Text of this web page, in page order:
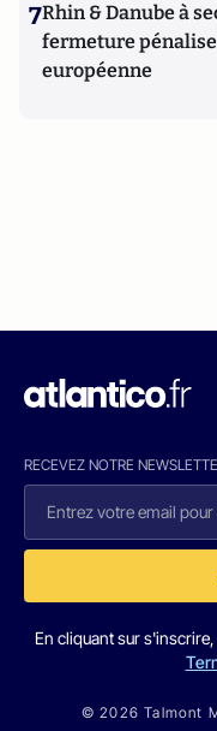
7Rhin & Danube à
fermeture
européenne
RECEVEZ NOTRE
En cliquant sur
© 2026 Talmont